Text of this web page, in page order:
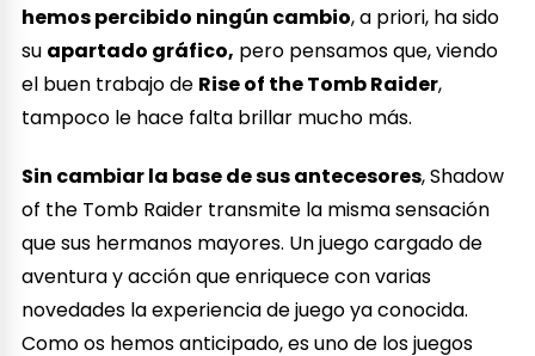
hemos percibido ningún cambio, a priori, ha sido
su apartado gráfico, pero pensamos que, viendo
el buen trabajo de Rise of the Tomb Raider,
tampoco le hace falta brillar mucho más.
Sin cambiar la base de sus antecesores, Shadow
of the Tomb Raider transmite la misma sensación
que sus hermanos mayores. Un juego cargado de
aventura y acción que enriquece con varias
novedades la experiencia de juego ya conocida.
Como os hemos anticipado, es uno de los juegos